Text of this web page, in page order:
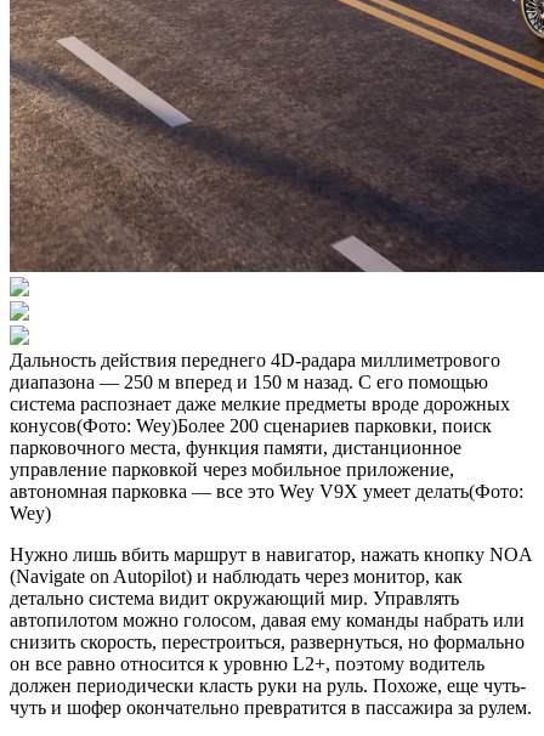
Дальность действия переднего 4D-радара миллиметрового
диапазона — 250 м вперед и 150 м назад. С его помощью
система распознает даже мелкие предметы вроде дорожных
конусов(Фото: Wey)Более 200 сценариев парковки, поиск
парковочного места, функция памяти, дистанционное
управление парковкой через мобильное приложение,
автономная парковка — все это Wey V9X умеет делать(Фото:
Wey)
Нужно лишь вбить маршрут в навигатор, нажать кнопку NOA
(Navigate on Autopilot) и наблюдать через монитор, как
детально система видит окружающий мир. Управлять
автопилотом можно голосом, давая ему команды набрать или
снизить скорость, перестроиться, развернуться, но формально
он все равно относится к уровню L2+, поэтому водитель
должен периодически класть руки на руль. Похоже, еще чуть-
чуть и шофер окончательно превратится в пассажира за рулем.